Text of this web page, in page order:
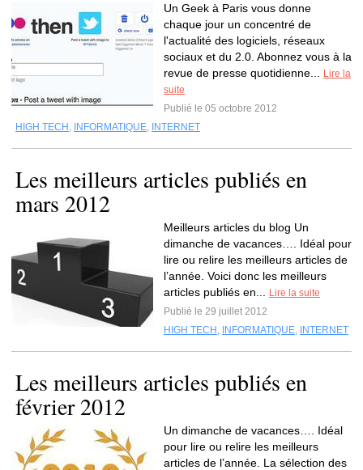
Un Geek à Paris vous donne
chaque jour un concentré de
l'actualité des logiciels, réseaux
sociaux et du 2.0. Abonnez vous à la
revue de presse quotidienne...
Lire la
suite
Publié le 05 octobre 2012
HIGH TECH , INFORMATIQUE, INTERNET
Les meilleurs articles publiés en
mars 2012
Meilleurs articles du blog Un
dimanche de vacances…. Idéal pour
lire ou relire les meilleurs articles de
l’année. Voici donc les meilleurs
articles publiés en...
Lire la suite
Publié le 29 juillet 2012
HIGH TECH , INFORMATIQUE, INTERNET
Les meilleurs articles publiés en
février 2012
Un dimanche de vacances…. Idéal
pour lire ou relire les meilleurs
articles de l’année. La sélection des